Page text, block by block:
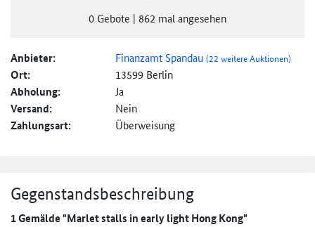
0 Gebote | 862 mal angesehen
Anbieter: Finanzamt Spandau(22 weitere Auktionen)
Ort: 13599 Berlin
Abholung: Ja
Versand: Nein
Zahlungsart: Überweisung
Gegenstandsbeschreibung
1 Gemälde "Marlet stalls in early light Hong Kong"